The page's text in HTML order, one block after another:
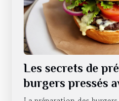
Les secrets de
burgers pressés
ingrédients